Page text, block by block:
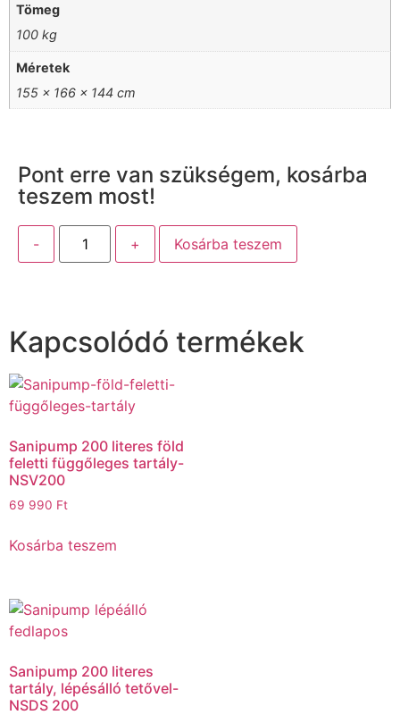
Tömeg
100 kg
Méretek
155 × 166 × 144 cm
Pont erre van szükségem, kosárba
teszem most!
- + Kosárba teszem
Kapcsolódó termékek
Sanipump 200 literes föld
feletti függőleges tartály-
NSV200
69 990 Ft
Kosárba teszem
Sanipump 200 literes
tartály, lépésálló tetővel-
NSDS 200